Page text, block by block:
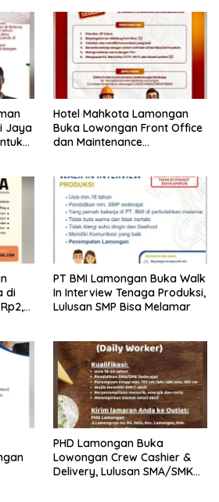
Jaya
Hotel Mahkota Lamongan
Buka Lowongan Front Office
dan Maintenance
di
PT BMI Lamongan Buka Walk
In Interview Tenaga Produksi,
Lulusan SMP Bisa Melamar
PHD Lamongan Buka
Lowongan Crew Cashier &
Delivery, Lulusan SMA/SMK